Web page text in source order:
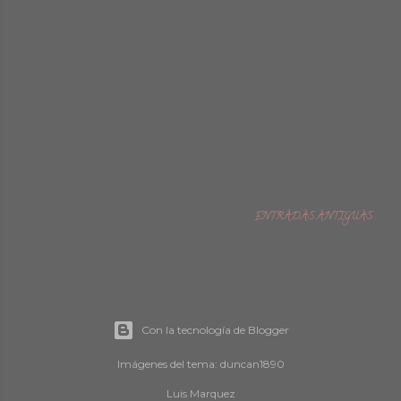
ENTRADAS ANTIGUAS
Con la tecnología de Blogger
Imágenes del tema: duncan1890
Luis Marquez